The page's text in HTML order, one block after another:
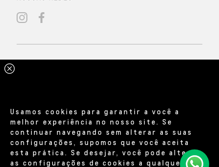
Usamos cookies para garantir a você a
melhor experiência no nosso site. Se
continuar navegando sem alterar as suas
configurações, supomos que você aceita
esta prática. Se desejar, você pode alterar
as configurações de cookies a qualquer